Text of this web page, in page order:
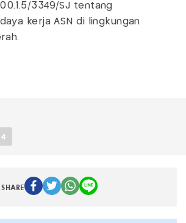
3349/SJ tentang
kerja ASN di lingkungan
4
SHARE